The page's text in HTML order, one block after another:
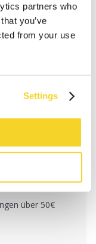
partners who
you’ve
from your use
Settings
bis
über 50€